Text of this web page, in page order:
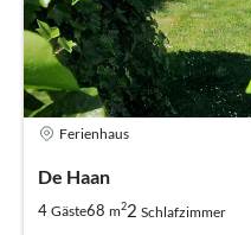
Ferienhaus
De Haan
4 Gäste68 m22 Schlafzimmer